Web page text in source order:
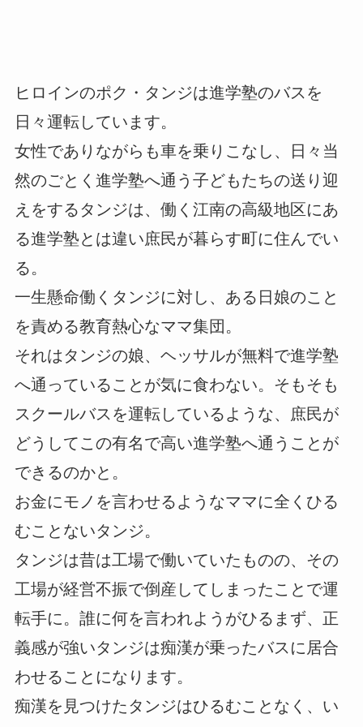
ヒロインのポク・タンジは進学塾のバスを
日々運転しています。
女性でありながらも車を乗りこなし、日々当
然のごとく進学塾へ通う子どもたちの送り迎
えをするタンジは、働く江南の高級地区にあ
る進学塾とは違い庶民が暮らす町に住んでい
る。
一生懸命働くタンジに対し、ある日娘のこと
を責める教育熱心なママ集団。
それはタンジの娘、ヘッサルが無料で進学塾
へ通っていることが気に食わない。そもそも
スクールバスを運転しているような、庶民が
どうしてこの有名で高い進学塾へ通うことが
できるのかと。
お金にモノを言わせるようなママに全くひる
むことないタンジ。
タンジは昔は工場で働いていたものの、その
工場が経営不振で倒産してしまったことで運
転手に。誰に何を言われようがひるまず、正
義感が強いタンジは痴漢が乗ったバスに居合
わせることになります。
痴漢を見つけたタンジはひるむことなく、い